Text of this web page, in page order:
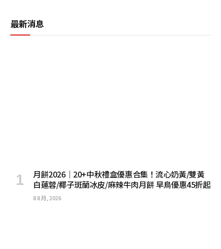
最新消息
月餅2026｜20+中秋禮盒優惠合集！流心奶黃/雙黃
白蓮蓉/椰子斑蘭冰皮/麻辣牛肉月餅 早鳥優惠45折起
8 8 月, 2026